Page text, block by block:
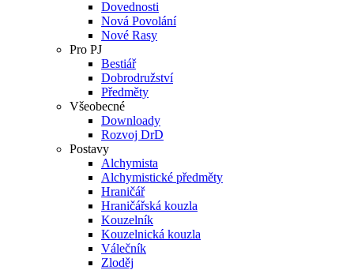
Dovednosti
Nová Povolání
Nové Rasy
Pro PJ
Bestiář
Dobrodružství
Předměty
Všeobecné
Downloady
Rozvoj DrD
Postavy
Alchymista
Alchymistické předměty
Hraničář
Hraničářská kouzla
Kouzelník
Kouzelnická kouzla
Válečník
Zloděj